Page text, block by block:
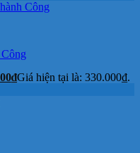
₫Giá hiện tại là: 330.000₫.